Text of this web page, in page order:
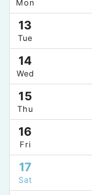
Mon
13
Tue
14
Wed
15
Thu
16
Fri
17
Sat